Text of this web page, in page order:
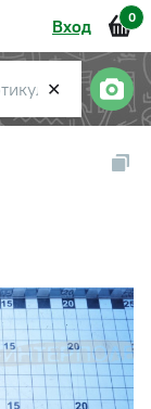
Вход 0
✕